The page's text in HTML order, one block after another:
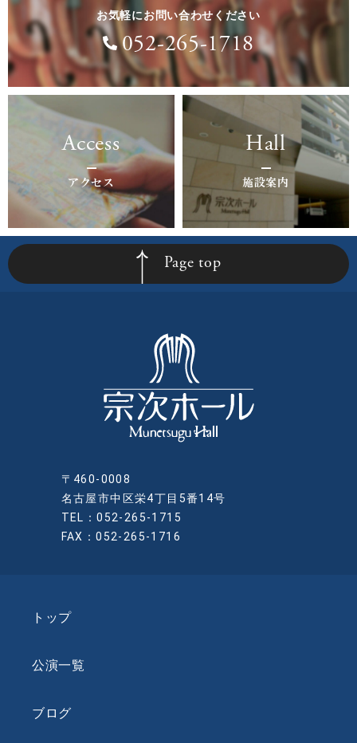
お気軽にお問い合わせください
052-265-1718
Access
アクセス
Hall
施設案内
Page top
〒460-0008
名古屋市中区栄4丁目5番14号
TEL：052-265-1715
FAX：052-265-1716
トップ
公演一覧
ブログ